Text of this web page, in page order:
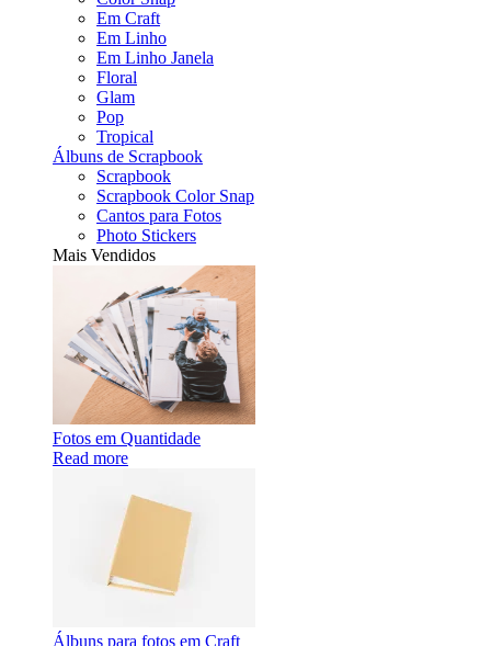
Em Craft
Em Linho
Em Linho Janela
Floral
Glam
Pop
Tropical
Álbuns de Scrapbook
Scrapbook
Scrapbook Color Snap
Cantos para Fotos
Photo Stickers
Mais Vendidos
Fotos em Quantidade
Read more
Álbuns para fotos em Craft